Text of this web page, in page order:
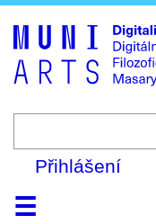
Přihlášení